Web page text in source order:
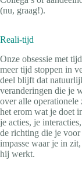
(nu, graag!).
Reali-tijd
Onze obsessie met
meer tijd stoppen in
deel blijft dat
veranderingen die je
over alle operationele
het erom wat je doet
je acties, je
de richting die je voor
impasse waar je in
hij werkt.